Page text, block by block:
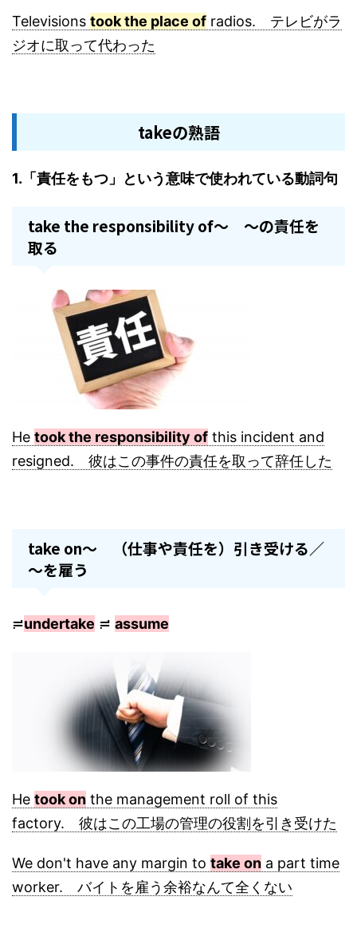
Televisions took the place of radios. テレビがラ
ジオに取って代わった
takeの熟語
1.「責任をもつ」という意味で使われている動詞句
take the responsibility of～ ～の責任を
取る
He took the responsibility of this incident and
resigned. 彼はこの事件の責任を取って辞任した
take on～ （仕事や責任を）引き受ける／
～を雇う
≓undertake ≓ assume
He took on the management roll of this
factory. 彼はこの工場の管理の役割を引き受けた
We don't have any margin to take on a part time
worker. バイトを雇う余裕なんて全くない